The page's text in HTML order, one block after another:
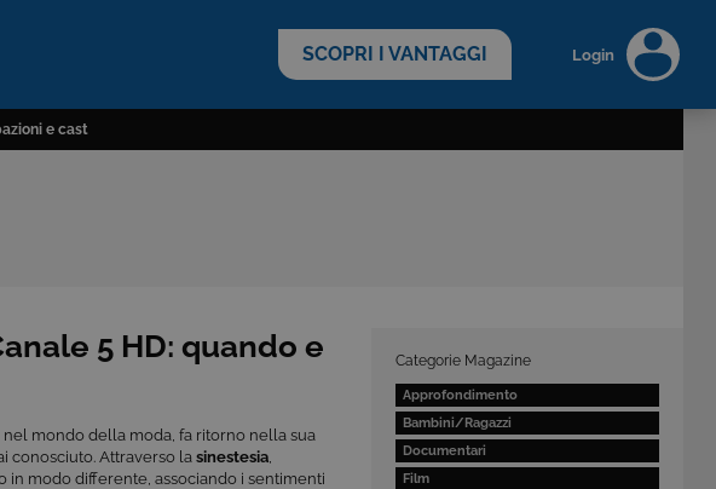
SCOPRI I VANTAGGI Login
e cast
Categorie Magazine
Approfondimento
Bambini/Ragazzi
Documentari
Film
5 HD: quando e
mondo della moda, fa ritorno nella sua
conosciuto. Attraverso la sinestesia,
modo differente, associando i sentimenti